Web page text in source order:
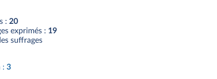
: 20
exprimés : 19
suffrages
: 3